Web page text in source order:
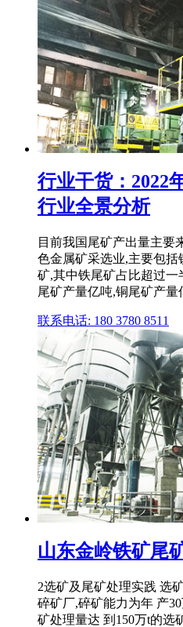
行业干货：2022
行业全景分析
目前我国尾矿产出量主要
色金属矿采选业,主要包
矿,其中铁尾矿占比超过一
尾矿产量亿吨,铜尾矿产量
联系电话: 180 3780 8511
山东金岭铁矿尾
2选矿及尾矿处理实践 选
碎矿厂,碎矿能力为年 产
矿处理量达 到150万t的选